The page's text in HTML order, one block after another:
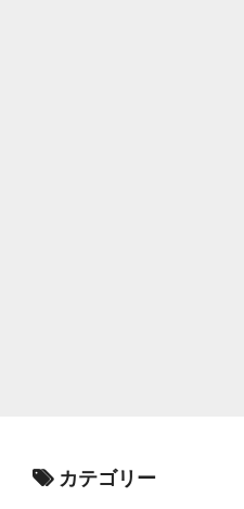
カテゴリー